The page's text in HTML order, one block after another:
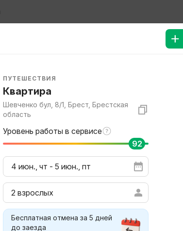
ПУТЕШЕСТВИЯ
Квартира
Шевченко бул, 8/1, Брест, Брестская
область
Уровень работы в сервисе
92
4 июн., чт - 5 июн., пт
2 взрослых
Бесплатная отмена за 5 дней
до заезда